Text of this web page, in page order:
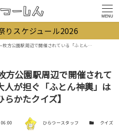
MENU
りスケジュール2026
ている「ふとん太鼓」。大人が担ぐ「ふとん神輿」は何基あるでしょう？【ひらかたクイズ】
方公園駅周辺で開催されて
人が担ぐ「ふとん神輿」は
かたクイズ】
著者 ひらつースタッフ カテゴリー
クイズ